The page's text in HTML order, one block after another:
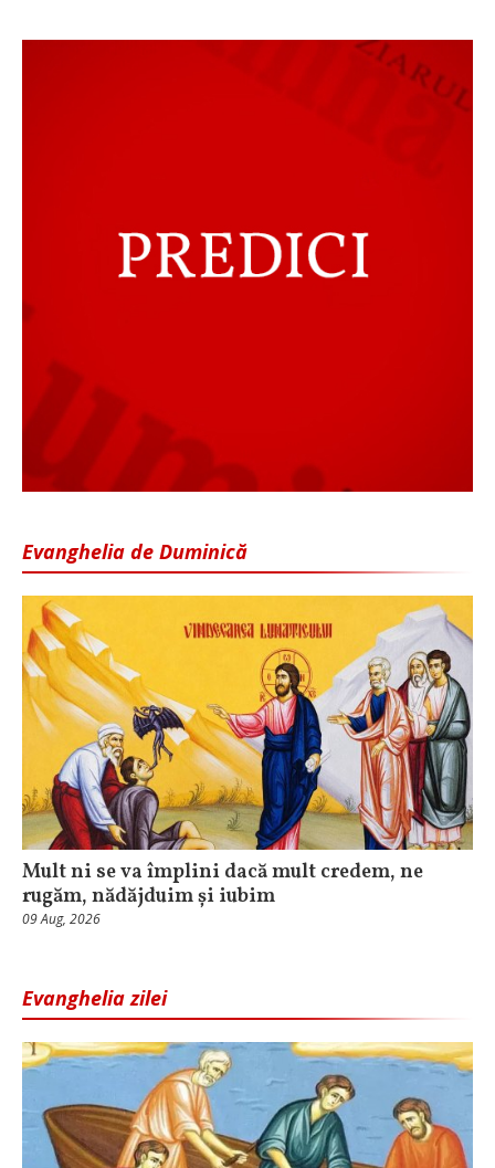
Evanghelia de Duminică
Mult ni se va împlini dacă mult credem, ne
rugăm, nădăjduim și iubim
09 Aug, 2026
Evanghelia zilei